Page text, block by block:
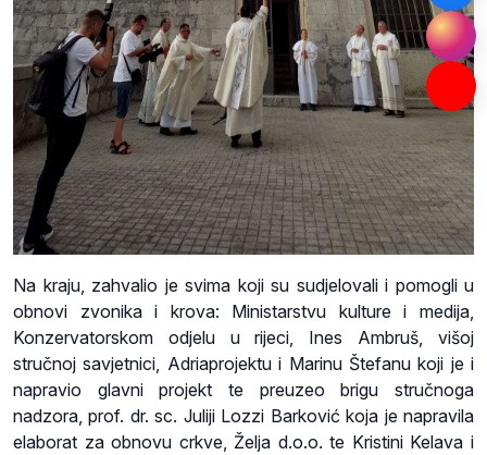
Na kraju, zahvalio je svima koji su sudjelovali i pomogli u
obnovi zvonika i krova: Ministarstvu kulture i medija,
Konzervatorskom odjelu u rijeci, Ines Ambruš, višoj
stručnoj savjetnici, Adriaprojektu i Marinu Štefanu koji je i
napravio glavni projekt te preuzeo brigu stručnoga
nadzora, prof. dr. sc. Juliji Lozzi Barković koja je napravila
elaborat za obnovu crkve, Želja d.o.o. te Kristini Kelava i